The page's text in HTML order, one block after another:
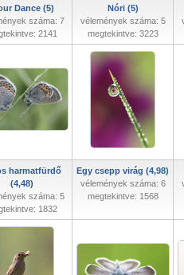
Dance (5)
száma: 7
2141
Nóri (5)
vélemények száma: 5
megtekintve: 3223
harmatfürdő
(4,48)
száma: 5
1832
Egy csepp virág (4,98)
vélemények száma: 6
megtekintve: 1568